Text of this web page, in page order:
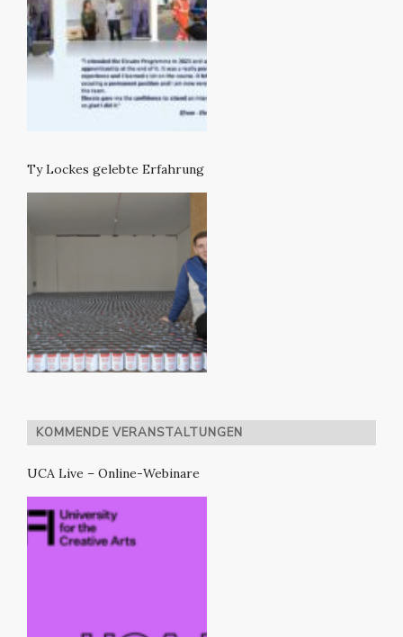
Ty Lockes gelebte Erfahrung
KOMMENDE VERANSTALTUNGEN
UCA Live – Online-Webinare